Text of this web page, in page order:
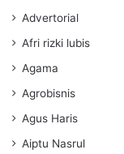
Advertorial
Afri rizki lubis
Agama
Agrobisnis
Agus Haris
Aiptu Nasrul